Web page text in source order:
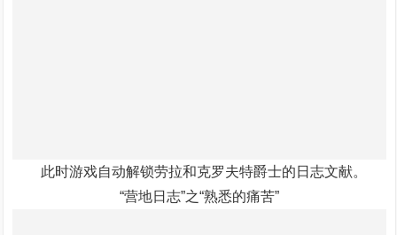
此时游戏自动解锁劳拉和克罗夫特爵士的日志文献。
“营地日志”之“熟悉的痛苦”